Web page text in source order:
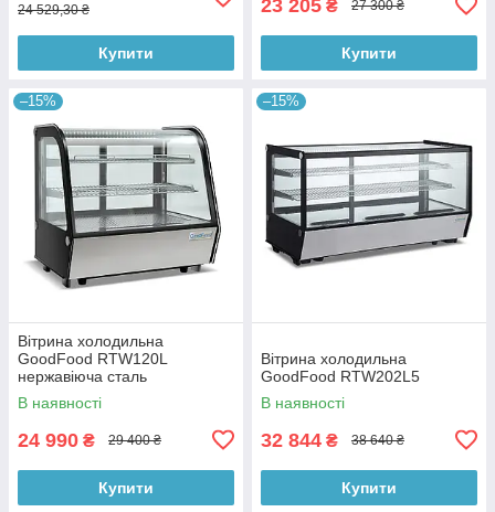
24 529,30 ₴
Купити
23 205 ₴ 27 300 ₴
Купити
–15%
Вітрина холодильна
GoodFood RTW120L
нержавіюча сталь
В наявності
24 990 ₴ 29 400 ₴
Купити
–15%
Вітрина холодильна
GoodFood RTW202L5
В наявності
32 844 ₴ 38 640 ₴
Купити